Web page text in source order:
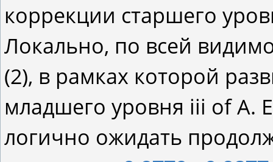
коррекции старшего
Локально, по всей
(2), в рамках которой
младшего уровня iii of A.
логично ожидать